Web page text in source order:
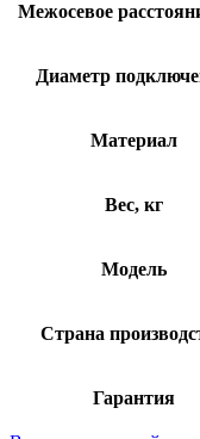
Межосевое
Диаметр
Материал
Вес, кг
Модель
Страна
Гарантия